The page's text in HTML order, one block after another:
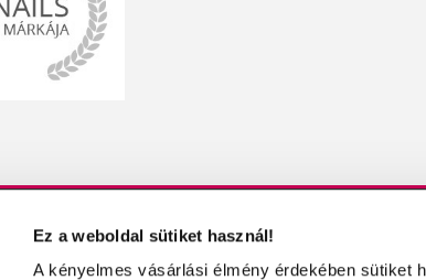
Ez a weboldal sütiket használ!
A kényelmes vásárlási élmény érdekében sütiket
ÍZELÍTŐ TERMÉKEINKBŐL